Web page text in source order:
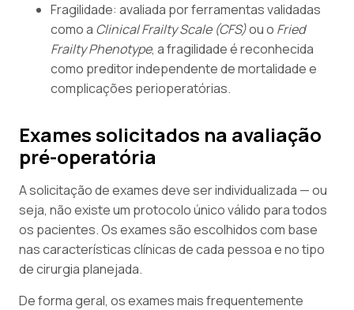
Fragilidade: avaliada por ferramentas validadas
como a Clinical Frailty Scale (CFS)ou o Fried
Frailty Phenotype, a fragilidade é reconhecida
como preditor independente de mortalidade e
complicações perioperatórias.
Exames solicitados na avaliação
pré-operatória
A solicitação de exames deve ser individualizada — ou
seja, não existe um protocolo único válido para todos
os pacientes. Os exames são escolhidos com base
nas características clínicas de cada pessoa e no tipo
de cirurgia planejada.
De forma geral, os exames mais frequentemente